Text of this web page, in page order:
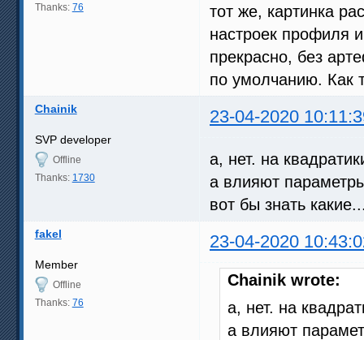
Thanks: 76
тот же, картинка
настроек профиля
прекрасно, без
по умолчанию. Как
Chainik 23-04-2020
SVP developer
Offline
Thanks: 1730
а, нет. на
а влияют
вот бы знать
fakel 23-04-2020
Member
Offline
Thanks: 76
Chainik wrote:
а, нет. на
а влияют